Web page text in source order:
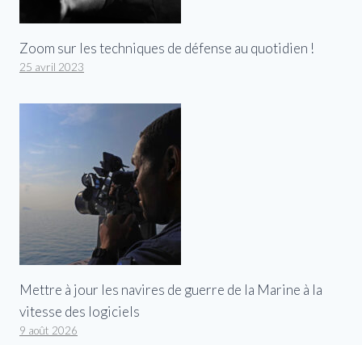
Zoom sur les techniques de défense au quotidien !
25 avril 2023
Mettre à jour les navires de guerre de la Marine à la
vitesse des logiciels
9 août 2026